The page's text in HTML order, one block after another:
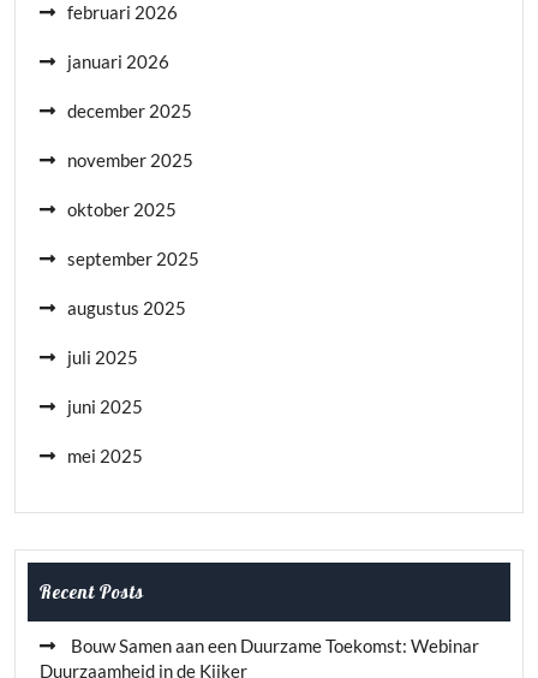
februari 2026
januari 2026
december 2025
november 2025
oktober 2025
september 2025
augustus 2025
juli 2025
juni 2025
mei 2025
Recent Posts
Bouw Samen aan een Duurzame Toekomst: Webinar
Duurzaamheid in de Kijker